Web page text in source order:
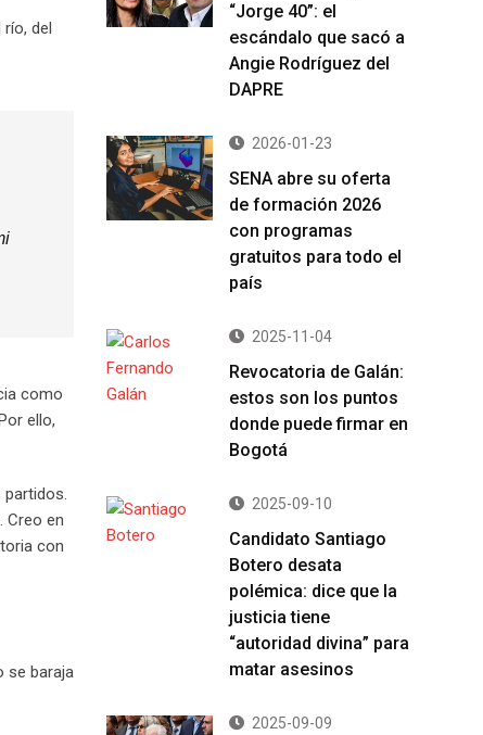
del
como
ello,
partidos.
Creo en
con
se baraja
“Jorge 40”: el
escándalo que sacó a
Angie Rodríguez del
DAPRE
2026-01-23
SENA abre su oferta
de formación 2026
con programas
gratuitos para todo el
país
2025-11-04
Revocatoria de Galán:
estos son los puntos
donde puede firmar en
Bogotá
2025-09-10
Candidato Santiago
Botero desata
polémica: dice que la
justicia tiene
“autoridad divina” para
matar asesinos
2025-09-09